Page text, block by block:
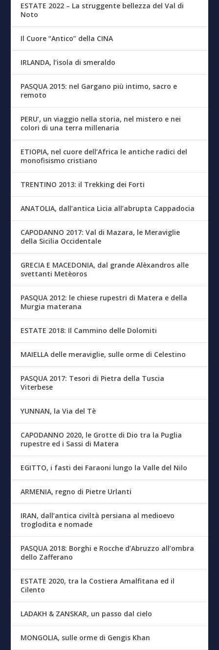
ESTATE 2022 – La struggente bellezza del Val di
Noto
Il Cuore “Antico” della CINA
IRLANDA, l’isola di smeraldo
PASQUA 2015: nel Gargano più intimo, sacro e
remoto
PERU’, un viaggio nella storia, nel mistero e nei
colori di una terra millenaria
ETIOPIA, nel cuore dell’Africa le antiche radici del
monofisismo cristiano
TRENTINO 2013: il Trekking dei Forti
ANATOLIA, dall’antica Licia all’abrupta Cappadocia
CAPODANNO 2017: Val di Mazara, le Meraviglie
della Sicilia Occidentale
GRECIA E MACEDONIA, dal grande Alèxandros alle
svettanti Metèoros
PASQUA 2012: le chiese rupestri di Matera e della
Murgia materana
ESTATE 2018: Il Cammino delle Dolomiti
MAIELLA delle meraviglie, sulle orme di Celestino
PASQUA 2017: Tesori di Pietra della Tuscia
Viterbese
YUNNAN, la Via del Tè
CAPODANNO 2020, le Grotte di Dio tra la Puglia
rupestre ed i Sassi di Matera
EGITTO, i fasti dei Faraoni lungo la Valle del Nilo
ARMENIA, regno di Pietre Urlanti
IRAN, dall’antica civiltà persiana al medioevo
troglodita e nomade
PASQUA 2018: Borghi e Rocche d’Abruzzo all’ombra
dello Zafferano
ESTATE 2020, tra la Costiera Amalfitana ed il
Cilento
LADAKH & ZANSKAR, un passo dal cielo
MONGOLIA, sulle orme di Gengis Khan